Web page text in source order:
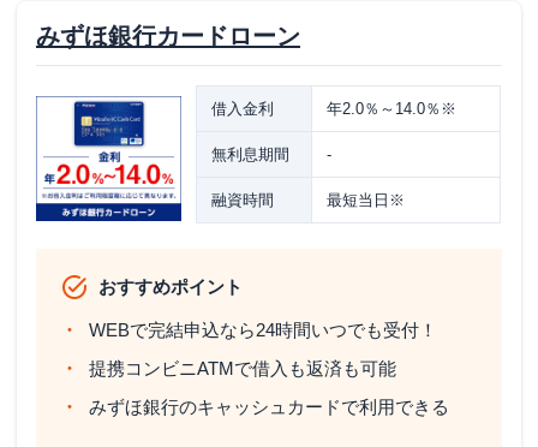
みずほ銀行カードローン
借入金利 年2.0％～14.0％※
無利息期間 -
融資時間 最短当日※
おすすめポイント
WEBで完結申込なら24時間いつでも受付！
提携コンビニATMで借入も返済も可能
みずほ銀行のキャッシュカードで利用できる